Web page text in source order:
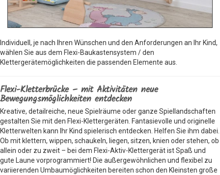
Individuell, je nach Ihren Wünschen und den Anforderungen an Ihr Kind,
wählen Sie aus dem Flexi-Baukastensystem / den
Klettergerätemöglichkeiten die passenden Elemente aus.
Flexi-Kletterbrücke – mit Aktivitäten neue
Bewegungsmöglichkeiten entdecken
Kreative, detailreiche, neue Spielräume oder ganze Spiellandschaften
gestalten Sie mit den Flexi-Klettergeräten. Fantasievolle und originelle
Kletterwelten kann Ihr Kind spielerisch entdecken. Helfen Sie ihm dabei.
Ob mit klettern, wippen, schaukeln, liegen, sitzen, knien oder stehen, ob
allein oder zu zweit – bei dem Flexi-Aktiv-Klettergerät ist Spaß und
gute Laune vorprogrammiert! Die außergewöhnlichen und flexibel zu
variierenden Umbaumöglichkeiten bereiten schon den Kleinsten große